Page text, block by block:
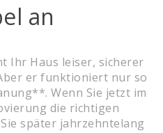
an
Ihr Haus leiser, sicherer
er funktioniert nur so
Wenn Sie jetzt im
die richtigen
später jahrzehntelang